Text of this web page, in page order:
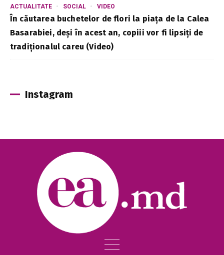
ACTUALITATE SOCIAL VIDEO
În căutarea buchetelor de flori la piața de la Calea
Basarabiei, deși în acest an, copiii vor fi lipsiți de
tradiționalul careu (Video)
Instagram